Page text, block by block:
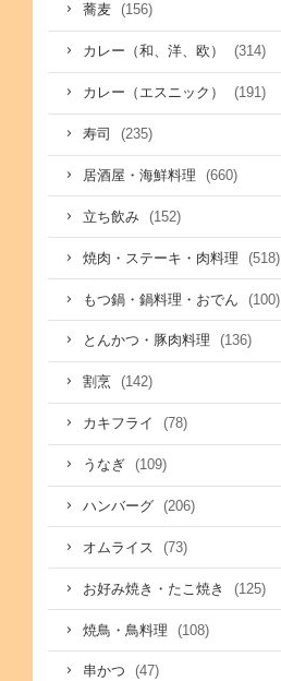
蕎麦 (156)
カレー（和、洋、欧） (314)
カレー（エスニック） (191)
寿司 (235)
居酒屋・海鮮料理 (660)
立ち飲み (152)
焼肉・ステーキ・肉料理 (518)
もつ鍋・鍋料理・おでん (100)
とんかつ・豚肉料理 (136)
割烹 (142)
カキフライ (78)
うなぎ (109)
ハンバーグ (206)
オムライス (73)
お好み焼き・たこ焼き (125)
焼鳥・鳥料理 (108)
串かつ (47)